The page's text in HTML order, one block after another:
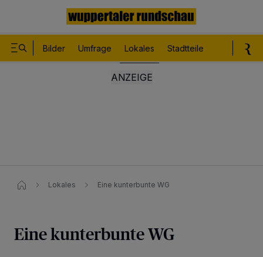
Bilder Umfrage Lokales Stadtteile
Lokales Eine kunterbunte WG
Eine kunterbunte WG